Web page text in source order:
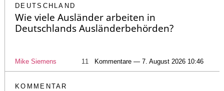
DEUTSCHLAND
Wie viele Ausländer arbeiten in
Deutschlands Ausländerbehörden?
Mike Siemens 11 Kommentare — 7. August 2026 10:46
KOMMENTAR